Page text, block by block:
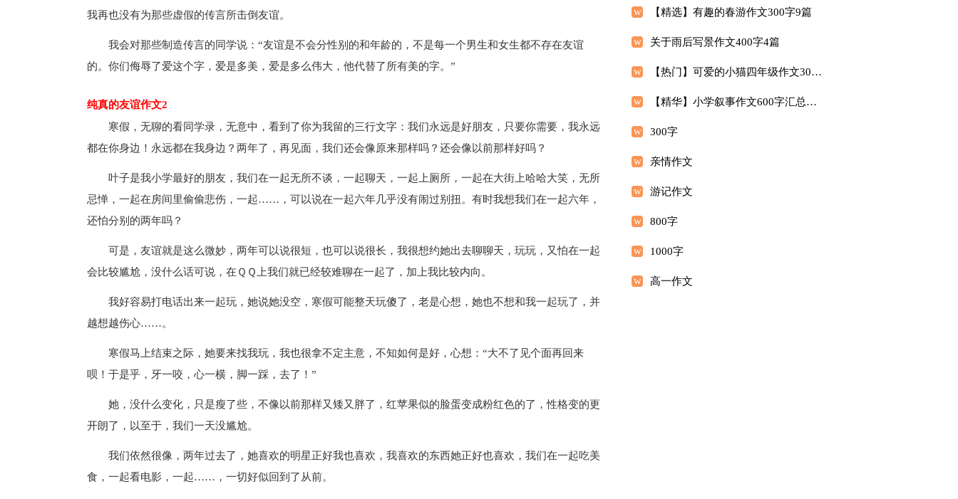
我再也没有为那些虚假的传言所击倒友谊。
我会对那些制造传言的同学说：“友谊是不会分性别的和年龄的，不是每一个男生和女生都不存在友谊
的。你们侮辱了爱这个字，爱是多美，爱是多么伟大，他代替了所有美的字。”
纯真的友谊作文2
寒假，无聊的看同学录，无意中，看到了你为我留的三行文字：我们永远是好朋友，只要你需要，我永远
都在你身边！永远都在我身边？两年了，再见面，我们还会像原来那样吗？还会像以前那样好吗？
叶子是我小学最好的朋友，我们在一起无所不谈，一起聊天，一起上厕所，一起在大街上哈哈大笑，无所
忌惮，一起在房间里偷偷悲伤，一起……，可以说在一起六年几乎没有闹过别扭。有时我想我们在一起六年，
还怕分别的两年吗？
可是，友谊就是这么微妙，两年可以说很短，也可以说很长，我很想约她出去聊聊天，玩玩，又怕在一起
会比较尴尬，没什么话可说，在ＱＱ上我们就已经较难聊在一起了，加上我比较内向。
我好容易打电话出来一起玩，她说她没空，寒假可能整天玩傻了，老是心想，她也不想和我一起玩了，并
越想越伤心……。
寒假马上结束之际，她要来找我玩，我也很拿不定主意，不知如何是好，心想：“大不了见个面再回来
呗！于是乎，牙一咬，心一横，脚一踩，去了！”
她，没什么变化，只是瘦了些，不像以前那样又矮又胖了，红苹果似的脸蛋变成粉红色的了，性格变的更
开朗了，以至于，我们一天没尴尬。
我们依然很像，两年过去了，她喜欢的明星正好我也喜欢，我喜欢的东西她正好也喜欢，我们在一起吃美
食，一起看电影，一起……，一切好似回到了从前。
【精选】有趣的春游作文300字9篇
关于雨后写景作文400字4篇
【热门】可爱的小猫四年级作文300字四篇
【精华】小学叙事作文600字汇总8篇
300字
亲情作文
游记作文
800字
1000字
高一作文